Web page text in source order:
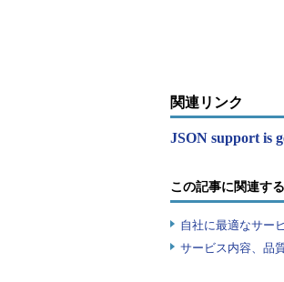
データを、同じ
データプラット
関連リンク
JSON support is
この記事に関連す
自社に最適なサー
サービス内容、品